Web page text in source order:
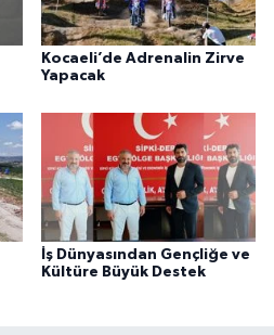
Kocaeli’de Adrenalin Zirve
Yapacak
İş Dünyasından Gençliğe ve
Kültüre Büyük Destek